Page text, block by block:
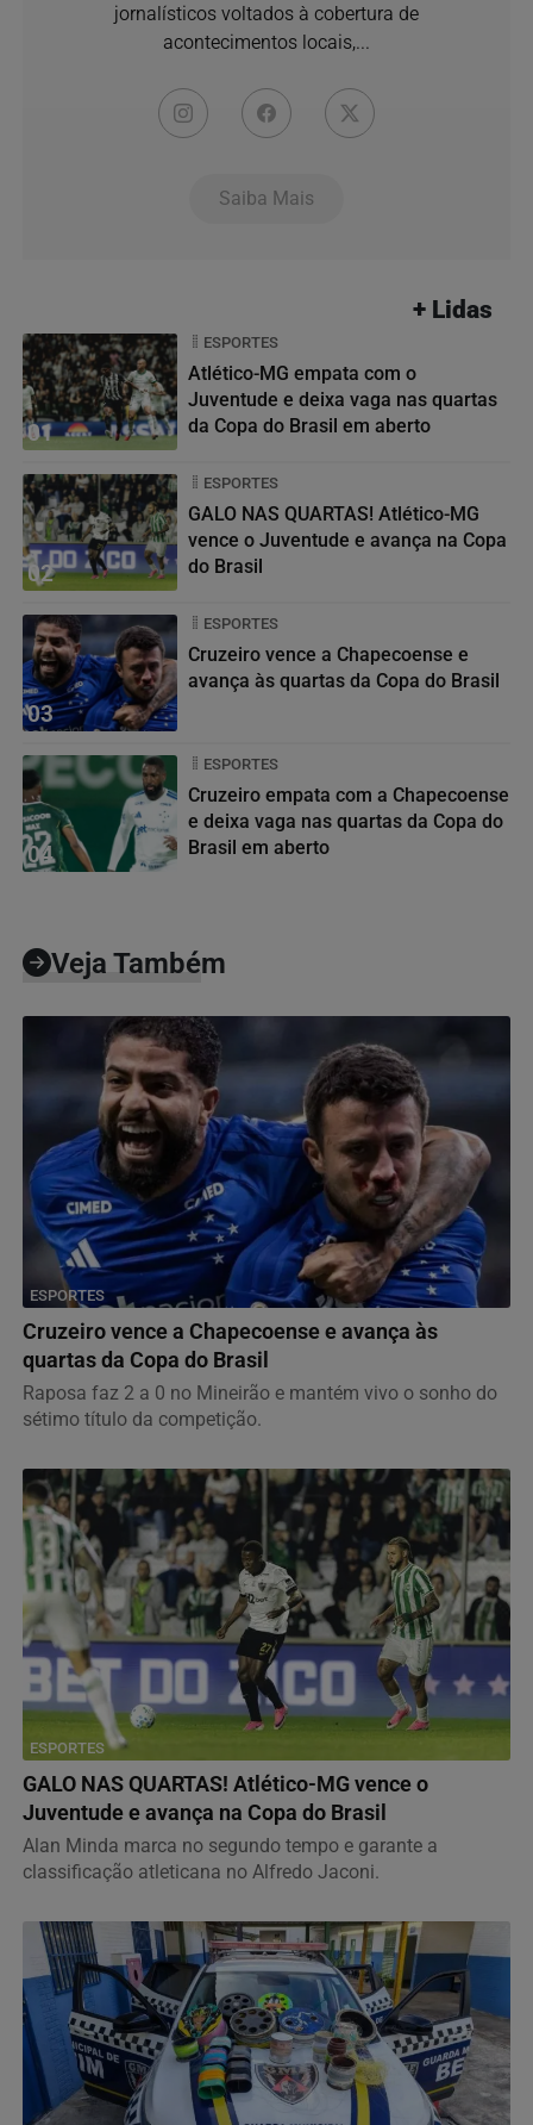
jornalísticos voltados à cobertura de
acontecimentos locais,...
Saiba Mais
+ Lidas
01
ESPORTES
Atlético-MG empata com o
Juventude e deixa vaga nas quartas
da Copa do Brasil em aberto
02
ESPORTES
GALO NAS QUARTAS! Atlético-MG
vence o Juventude e avança na Copa
do Brasil
03
ESPORTES
Cruzeiro vence a Chapecoense e
avança às quartas da Copa do Brasil
04
ESPORTES
Cruzeiro empata com a Chapecoense
e deixa vaga nas quartas da Copa do
Brasil em aberto
Veja Também
ESPORTES
Cruzeiro vence a Chapecoense e avança às
quartas da Copa do Brasil
Raposa faz 2 a 0 no Mineirão e mantém vivo o sonho do
sétimo título da competição.
ESPORTES
GALO NAS QUARTAS! Atlético-MG vence o
Juventude e avança na Copa do Brasil
Alan Minda marca no segundo tempo e garante a
classificação atleticana no Alfredo Jaconi.